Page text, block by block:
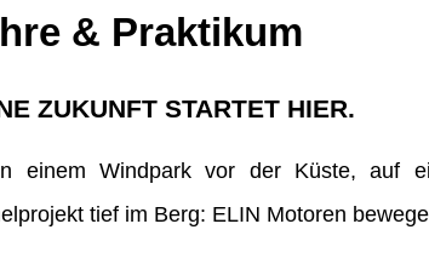
& Praktikum
ZUKUNFT STARTET HIER.
einem Windpark vor der Küste, auf
tief im Berg: ELIN Motoren